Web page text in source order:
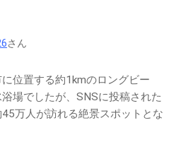
さん
位置する約1kmのロングビー
場でしたが、SNSに投稿された
万人が訪れる絶景スポットとな